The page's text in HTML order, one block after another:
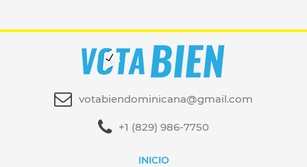
votabiendominicana@gmail.com
+1 (829) 986-7750
INICIO